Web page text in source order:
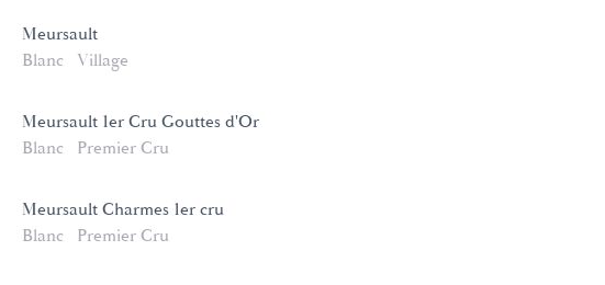
Meursault
Blanc
Village
Meursault 1er Cru Gouttes d'Or
Blanc
Premier Cru
Meursault Charmes 1er cru
Blanc
Premier Cru